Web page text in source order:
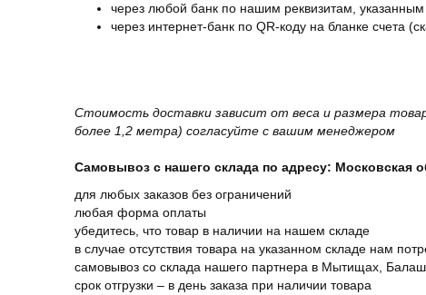
через любой банк по нашим реквизитам, указанным
через интернет-банк по QR-коду на бланке счета
Стоимость доставки зависит от веса и размера
более 1,2 метра) согласуйте с вашим менеджером
Самовывоз с нашего склада по адресу: Московская
для любых заказов без ограничений
любая форма оплаты
убедитесь, что товар в наличии на нашем складе
в случае отсутствия товара на указанном складе нам
самовывоз со склада нашего партнера в Мытищах,
срок отгрузки – в день заказа при наличии товара